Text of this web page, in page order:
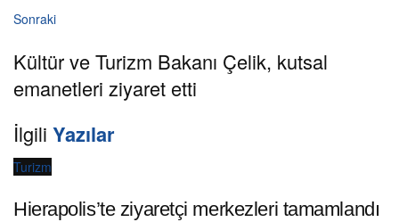
Sonraki
Kültür ve Turizm Bakanı Çelik, kutsal
emanetleri ziyaret etti
İlgili Yazılar
Turizm
Hierapolis’te ziyaretçi merkezleri tamamlandı